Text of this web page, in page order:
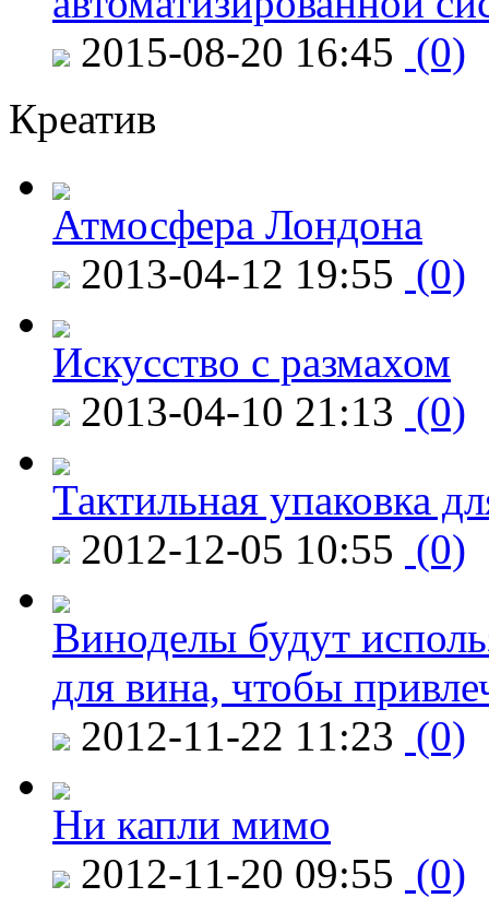
2015-08-20 16:45 (0)
Креатив
Атмосфера Лондона
2013-04-12 19:55 (0)
Искусство с размахом
2013-04-10 21:13 (0)
Тактильная упаковка
2012-12-05 10:55 (0)
Виноделы будут
для вина, чтобы
2012-11-22 11:23 (0)
Ни капли мимо
2012-11-20 09:55 (0)